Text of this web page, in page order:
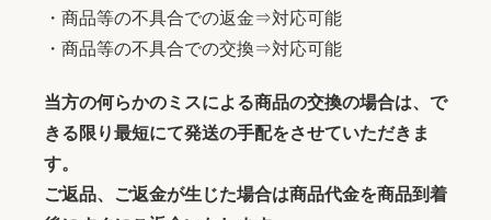
・商品等の不具合での返金⇒対応可能
・商品等の不具合での交換⇒対応可能
当方の何らかのミスによる商品の交換の場合は、で
きる限り最短にて発送の手配をさせていただきま
す。
ご返品、ご返金が生じた場合は商品代金を商品到着